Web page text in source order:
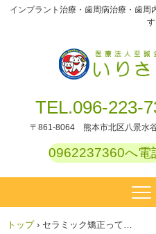
インプラント治療・歯周病治療・歯
す
TEL.096-223-
〒861-8064 熊本市北区八景水
0962237360へ電
トップ › セラミック矯正って…